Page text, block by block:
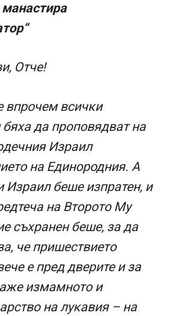
Отче!
впрочем всички
бяха да проповядват на
Израил
на Единородния. А
Израил беше изпратен, и
на Второто Му
съхранен беше, за да
че пришествието
е пред дверите и за
измамното и
на лукавия – на